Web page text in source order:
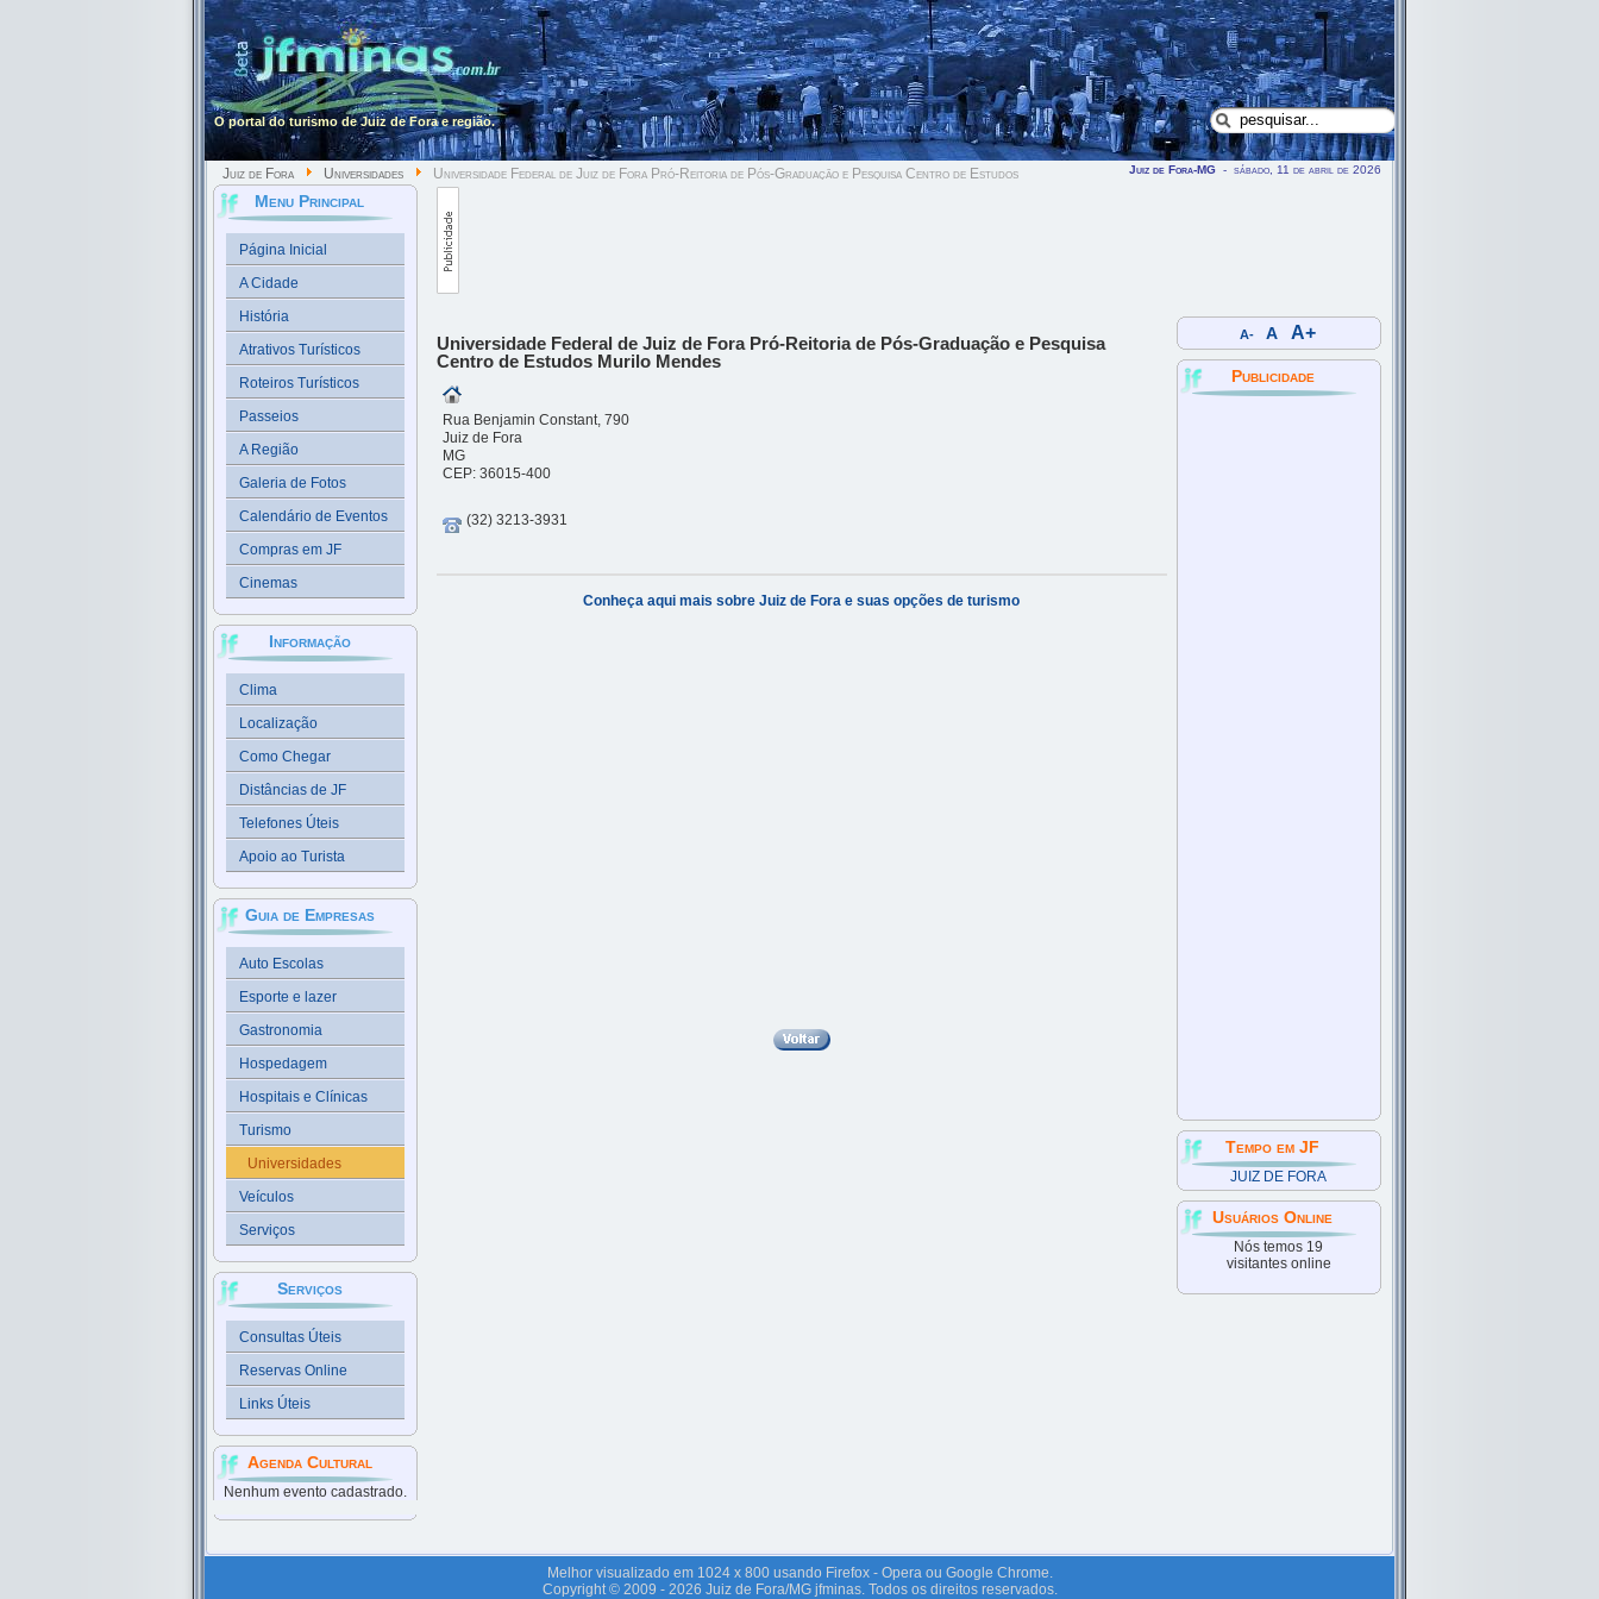
O portal do turismo de Juiz de Fora e região.
Juiz de Fora Universidades
Universidade Federal de Juiz de Fora Pró-Reitoria de Pós-Graduação e Pesquisa Centro de Estudos
Murilo Mendes
Juiz de Fora-MG - sábado, 11 de abril de 2026
Menu Principal
Página Inicial
A Cidade
História
Atrativos Turísticos
Roteiros Turísticos
Passeios
A Região
Galeria de Fotos
Calendário de Eventos
Compras em JF
Cinemas
Informação
Clima
Localização
Como Chegar
Distâncias de JF
Telefones Úteis
Apoio ao Turista
Guia de Empresas
Auto Escolas
Esporte e lazer
Gastronomia
Hospedagem
Hospitais e Clínicas
Turismo
Universidades
Veículos
Serviços
Serviços
Consultas Úteis
Reservas Online
Links Úteis
Agenda Cultural
Nenhum evento cadastrado.
Universidade Federal de Juiz de Fora Pró-Reitoria de Pós-Graduação e Pesquisa
Centro de Estudos Murilo Mendes
Rua Benjamin Constant, 790
Juiz de Fora
MG
CEP: 36015-400
(32) 3213-3931
Conheça aqui mais sobre Juiz de Fora e suas opções de turismo
A- A A+
Publicidade
Tempo em JF
JUIZ DE FORA
Usuários Online
Nós temos 19
visitantes online
Melhor visualizado em 1024 x 800 usando Firefox - Opera ou Google Chrome.
Copyright © 2009 - 2026 Juiz de Fora/MG jfminas. Todos os direitos reservados.